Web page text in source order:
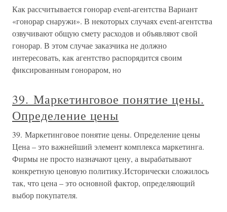
Как рассчитывается гонорар event-агентства Вариант
«гонорар снаружи». В некоторых случаях event-агентства
озвучивают общую смету расходов и объявляют свой
гонорар. В этом случае заказчика не должно
интересовать, как агентство распорядится своим
фиксированным гонораром, но
39. Маркетинговое понятие цены.
Определение цены
39. Маркетинговое понятие цены. Определение цены
Цена – это важнейший элемент комплекса маркетинга.
Фирмы не просто назначают цену, а вырабатывают
конкретную ценовую политику.Исторически сложилось
так, что цена – это основной фактор, определяющий
выбор покупателя.